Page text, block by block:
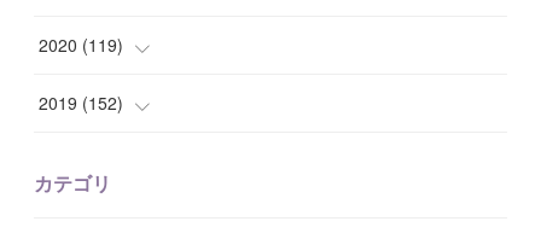
( 10)
9
( 10)
( 11)
( 8)
( 6)
( 7)
(8)
( 14)
(13)
2020 (119)
(7)
2019 (152)
カテゴリ